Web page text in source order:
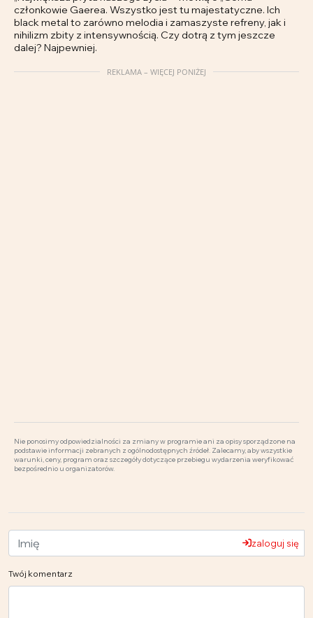
członkowie Gaerea. Wszystko jest tu majestatyczne. Ich
black metal to zarówno melodia i zamaszyste refreny, jak i
nihilizm zbity z intensywnością. Czy dotrą z tym jeszcze
dalej? Najpewniej.
REKLAMA – WIĘCEJ PONIŻEJ
Nie ponosimy odpowiedzialności za zmiany w programie ani za opisy sporządzone na
podstawie informacji zebranych z ogólnodostępnych źródeł. Zalecamy, aby wszystkie
warunki, ceny, program oraz szczegóły dotyczące przebiegu wydarzenia weryfikować
bezpośrednio u organizatorów.
zaloguj się
Twój komentarz